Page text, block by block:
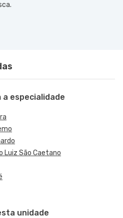
a especialidade
Luiz São Caetano
unidade